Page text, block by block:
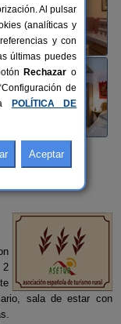
sala de estar con
Al pulsar
(analíticas y
y con
últimas puedes
Rechazar o
de
POLÍTICA DE